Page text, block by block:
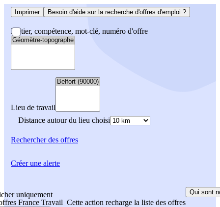
Imprimer Besoin d'aide sur la recherche d'offres d'emploi ?
Métier, compétence, mot-clé, numéro d'offre
Lieu de travail
Distance autour du lieu choisi
Rechercherdes offres
uniquement
France Travail Cette action recharge la liste des offres
Qui sont
Créer une alerte